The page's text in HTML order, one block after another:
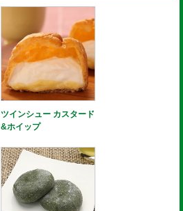
ツインシュー カスタード
&ホイップ